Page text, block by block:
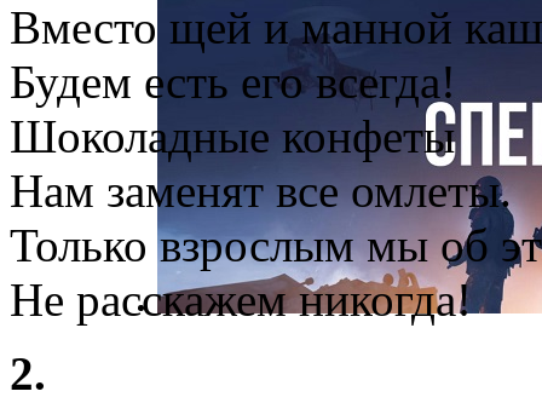
Вместо щей и манной
Будем есть его всегда!
Шоколадные конфеты
Нам заменят все омлеты.
Только взрослым мы об
Не расскажем никогда!
2.